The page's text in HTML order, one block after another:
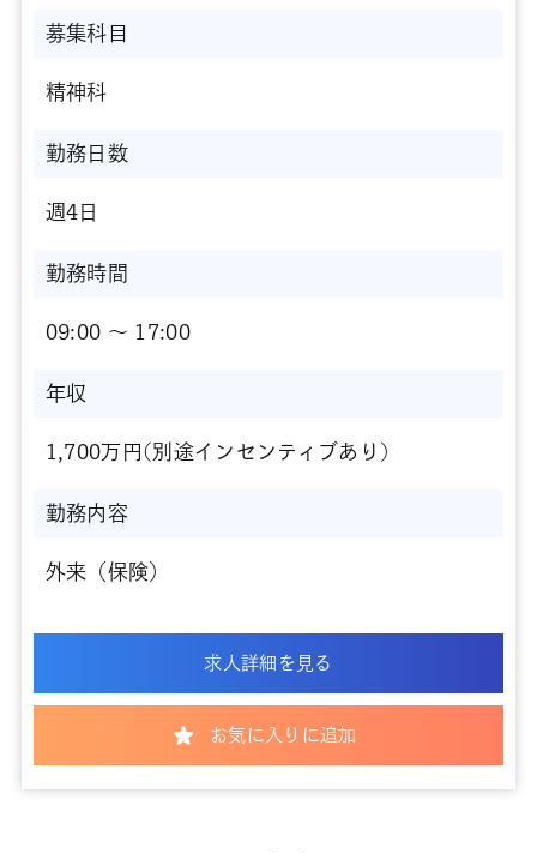
募集科目
精神科
勤務日数
週4日
勤務時間
09:00 〜 17:00
年収
1,700万円(別途インセンティブあり)
勤務内容
外来（保険）
求人詳細を見る
お気に入りに追加